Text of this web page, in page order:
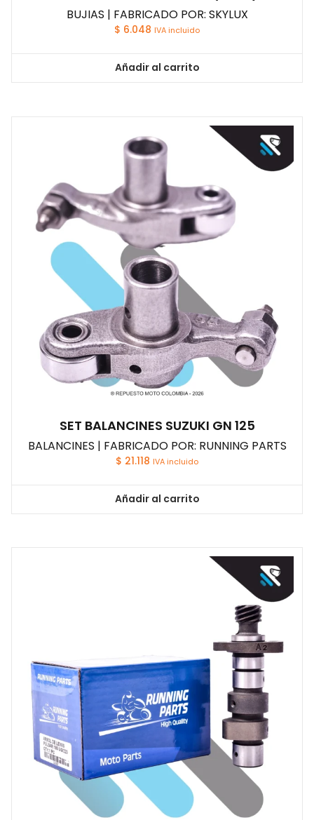
BUJIAS | FABRICADO POR: SKYLUX
$ 6.048 IVA incluido
Añadir al carrito
SET BALANCINES SUZUKI GN 125
BALANCINES | FABRICADO POR: RUNNING PARTS
$ 21.118 IVA incluido
Añadir al carrito